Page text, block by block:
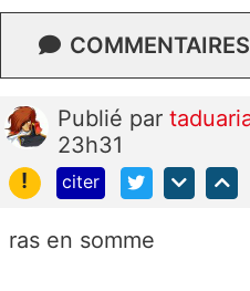
Publié par
23h31
!
citer
ras en somme